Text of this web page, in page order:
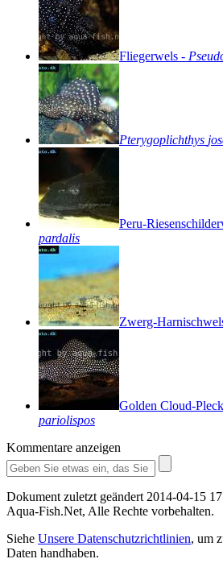
Fliegerwels -
Pterygoplichthys
Peru-
pardalis
Zwerg-
Golden Cloud-
pariolispos
Kommentare anzeigen
Dokument zuletzt geändert 2014-04-15
Aqua-Fish.Net, Alle Rechte vorbehalten.
Siehe Unsere Datenschutzrichtlinien, um
Daten handhaben.